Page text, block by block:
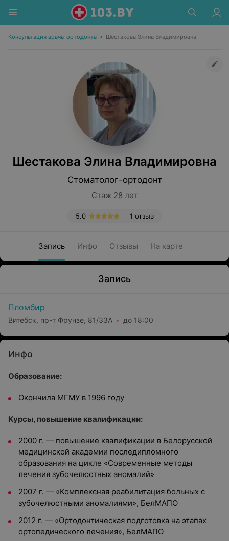
Консультация врача-ортодонта • Шестакова Элина Владимировна
Шестакова Элина Владимировна
Стоматолог-ортодонт
Стаж 28 лет
1 отзыв
5.0
Запись Инфо Отзывы На карте
Запись
Пломбир
Витебск, пр-т Фрунзе, 81/33А до 18:00
Инфо
Образование:
Окончила МГМУ в 1996 году
Курсы, повышение квалификации:
2000 г. — повышение квалификации в Белорусской
медицинской академии последипломного
образования на цикле «Современные методы
лечения зубочелюстных аномалий»
2007 г. — «Комплексная реабилитация больных с
зубочелюстными аномалиями», БелМАПО
2012 г. — «Ортодонтическая подготовка на этапах
ортопедического лечения», БелМАПО